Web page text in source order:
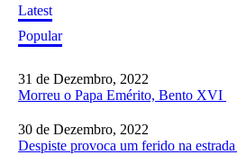
Latest
Popular
31 de Dezembro, 2022
Morreu o Papa Emérito, Bento XVI
30 de Dezembro, 2022
Despiste provoca um ferido na